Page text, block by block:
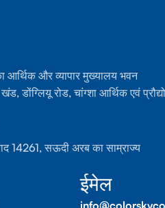
और व्यापार मुख्यालय भवन
डोंग्लियू रोड, चांग्शा आर्थिक एवं
14261, सऊदी अरब का साम्राज्य
ईमेल